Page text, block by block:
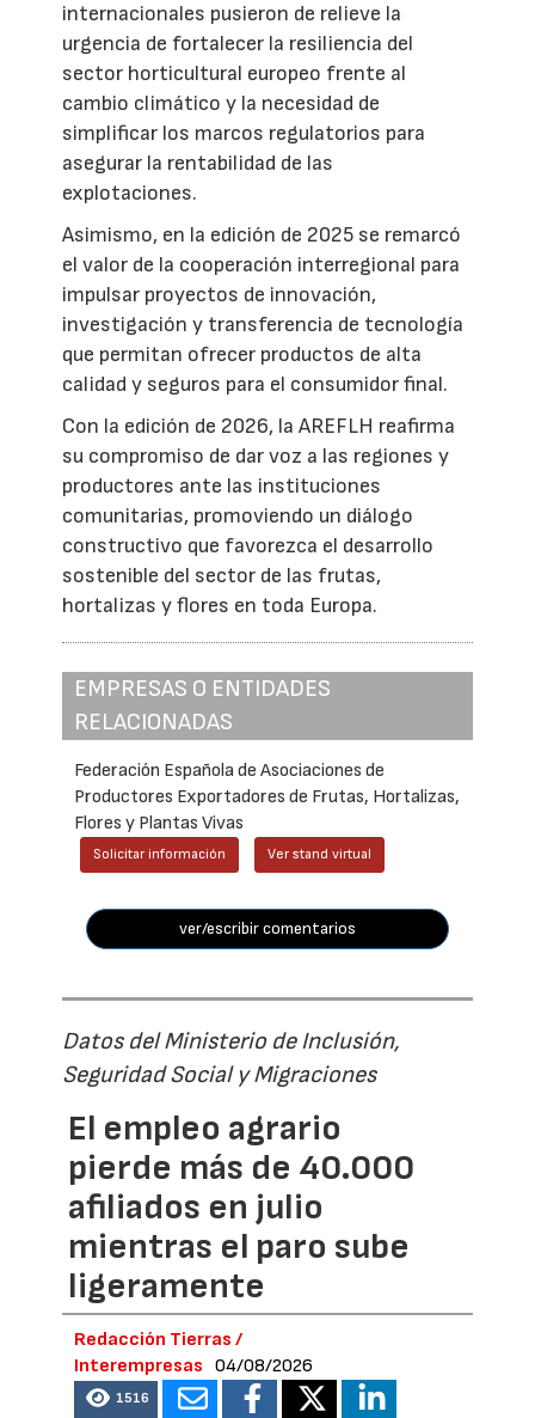
internacionales pusieron de relieve la
urgencia de fortalecer la resiliencia del
sector horticultural europeo frente al
cambio climático y la necesidad de
simplificar los marcos regulatorios para
asegurar la rentabilidad de las
explotaciones.
Asimismo, en la edición de 2025 se remarcó
el valor de la cooperación interregional para
impulsar proyectos de innovación,
investigación y transferencia de tecnología
que permitan ofrecer productos de alta
calidad y seguros para el consumidor final.
Con la edición de 2026, la AREFLH reafirma
su compromiso de dar voz a las regiones y
productores ante las instituciones
comunitarias, promoviendo un diálogo
constructivo que favorezca el desarrollo
sostenible del sector de las frutas,
hortalizas y flores en toda Europa.
EMPRESAS O ENTIDADES
RELACIONADAS
Federación Española de Asociaciones de
Productores Exportadores de Frutas, Hortalizas,
Flores y Plantas Vivas
Solicitar información Ver stand virtual
ver/escribir comentarios
Datos del Ministerio de Inclusión,
Seguridad Social y Migraciones
El empleo agrario
pierde más de 40.000
afiliados en julio
mientras el paro sube
ligeramente
Redacción Tierras /
Interempresas
04/08/2026
1516